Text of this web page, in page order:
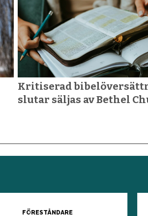
Kritiserad
slutar säljas av Bethel